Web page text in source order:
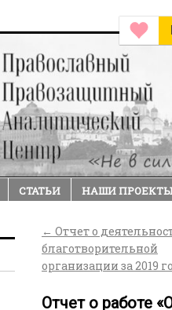
СТАТЬИ НАШИ
← Отчет о
благотворительной
организации за 2019
Отчет о работе